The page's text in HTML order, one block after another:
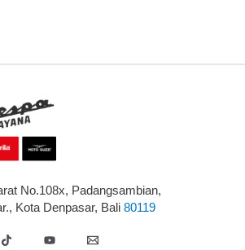
No.108x, Padangsambian,
Kota Denpasar, Bali 80119